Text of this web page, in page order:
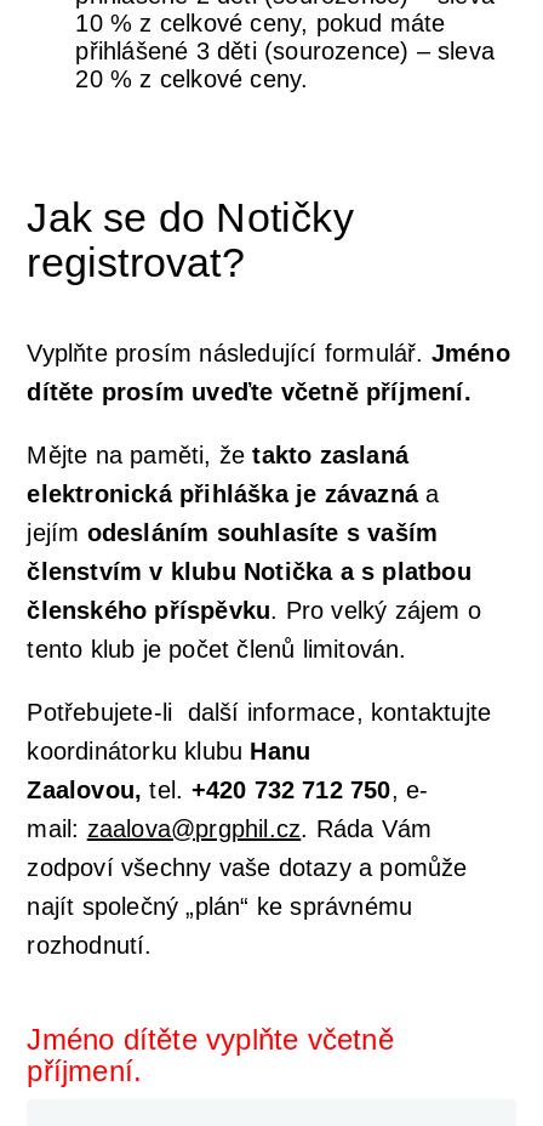
10 % z celkové ceny, pokud máte
přihlášené 3 děti (sourozence) – sleva
20 % z celkové ceny.
Jak se do Notičky
registrovat?
Vyplňte prosím následující formulář. Jméno
dítěte prosím uveďte včetně příjmení.
Mějte na paměti, žetakto zaslaná
elektronická přihláška je závaznáa
jejím odesláním souhlasíte s vaším
členstvím v klubu Notička a s platbou
členského příspěvku. Pro velký zájem o
tento klub je počet členů limitován.
Potřebujete-li další informace, kontaktujte
koordinátorku klubu Hanu
Zaalovou, tel. +420 732 712 750, e-
mail: zaalova@prgphil.cz. Ráda Vám
zodpoví všechny vaše dotazy a pomůže
najít společný „plán“ ke správnému
rozhodnutí.
Jméno dítěte vyplňte včetně
příjmení.